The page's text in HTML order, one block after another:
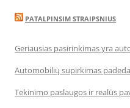
PATALPINSIM STRAIPSNIUS
Geriausias pasirinkimas yra
Automobilių supirkimas
Tekinimo paslaugos ir realūs